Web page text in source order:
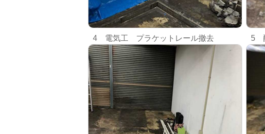
4 電気工 プラケットレール撤去 5